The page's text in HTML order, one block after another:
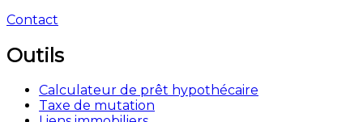
Contact
Outils
Calculateur de prêt hypothécaire
Taxe de mutation